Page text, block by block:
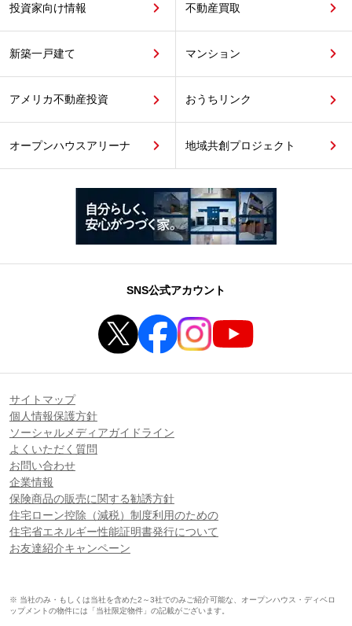
投資家向け情報 不動産買取
新築一戸建て マンション
アメリカ不動産投資 おうちリンク
オープンハウスアリーナ 地域共創プロジェクト
SNS公式アカウント
サイトマップ
個人情報保護方針
ソーシャルメディアガイドライン
よくいただく質問
お問い合わせ
企業情報
保険商品の販売に関する勧誘方針
住宅ローン控除（減税）制度利用のための
住宅省エネルギー性能証明書発行について
お友達紹介キャンペーン
※ 当社のみ・もしくは当社を含めた2～3社でのみご紹介可能な、オープンハウス・ディベロ
ップメントの物件には「当社限定物件」の記載がございます。